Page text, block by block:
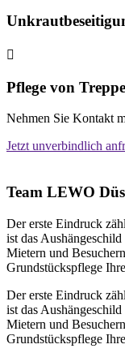

Pflege von
Nehmen Sie Kontakt
Jetzt unverbindlich
Team LEWO
Der erste Eindruck
ist das
Mietern und
Grundstückspflege
Der erste Eindruck
ist das
Mietern und
Grundstückspflege